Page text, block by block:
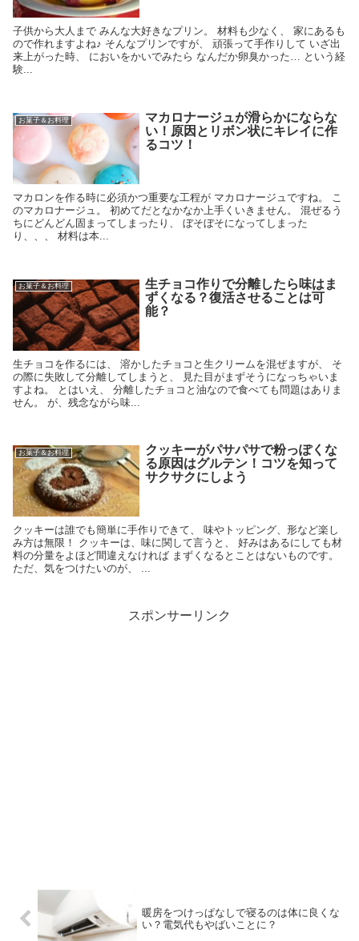
子供から大人まで みんな大好きなプリン。 材料も少なく、 家にあるも
ので作れますよね♪ そんなプリンですが、 頑張って手作りして いざ出
来上がった時、 においをかいでみたら なんだか卵臭かった… という経
験...
お菓子＆お料理
マカロナージュが滑らかにならな
い！原因とリボン状にキレイに作
るコツ！
マカロンを作る時に必須かつ重要な工程が マカロナージュですね。 こ
のマカロナージュ。 初めてだとなかなか上手くいきません。 混ぜるう
ちにどんどん固まってしまったり、 ぼそぼそになってしまった
り、、、 材料は本...
お菓子＆お料理
生チョコ作りで分離したら味はま
ずくなる？復活させることは可
能？
生チョコを作るには、 溶かしたチョコと生クリームを混ぜますが、 そ
の際に失敗して分離してしまうと、 見た目がまずそうになっちゃいま
すよね。 とはいえ、 分離したチョコと油なので食べても問題はありま
せん。 が、残念ながら味...
お菓子＆お料理
クッキーがパサパサで粉っぽくな
る原因はグルテン！コツを知って
サクサクにしよう
クッキーは誰でも簡単に手作りできて、 味やトッピング、形など楽し
み方は無限！ クッキーは、味に関して言うと、 好みはあるにしても材
料の分量をよほど間違えなければ まずくなるとことはないものです。
ただ、気をつけたいのが、 ...
スポンサーリンク
暖房をつけっぱなしで寝るのは体に良くな
い？電気代もやばいことに？